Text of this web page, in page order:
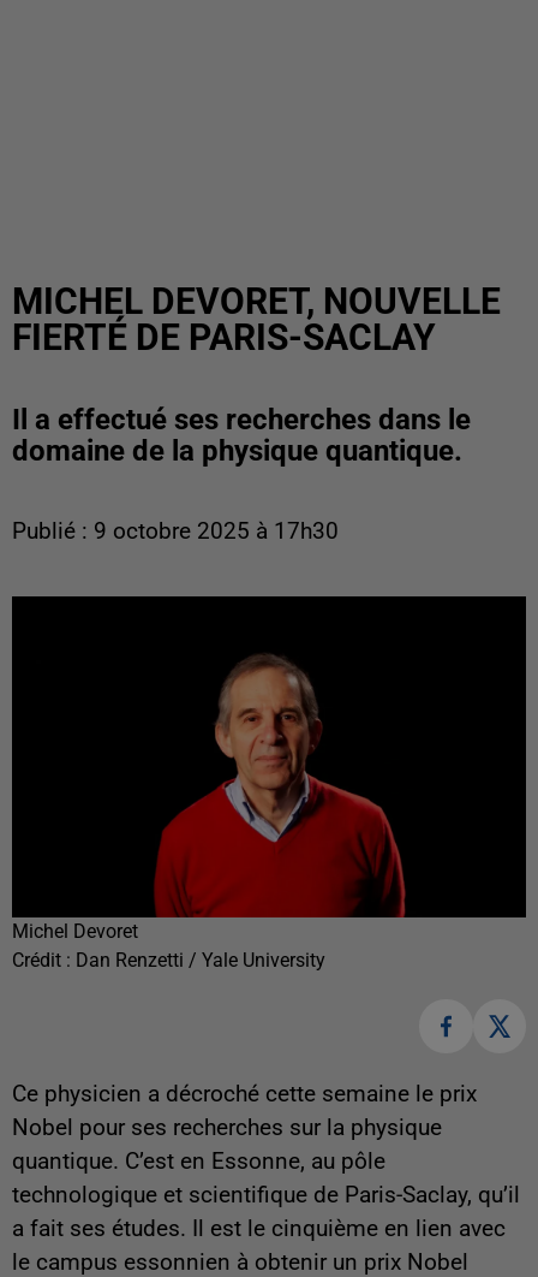
MICHEL DEVORET, NOUVELLE
FIERTÉ DE PARIS-SACLAY
Il a effectué ses recherches dans le
domaine de la physique quantique.
Publié : 9 octobre 2025 à 17h30
Michel Devoret
Crédit : Dan Renzetti / Yale University
Ce physicien a décroché cette semaine le prix
Nobel pour ses recherches sur la physique
quantique. C’est en Essonne, au pôle
technologique et scientifique de Paris-Saclay, qu’il
a fait ses études. Il est le cinquième en lien avec
le campus essonnien à obtenir un prix Nobel